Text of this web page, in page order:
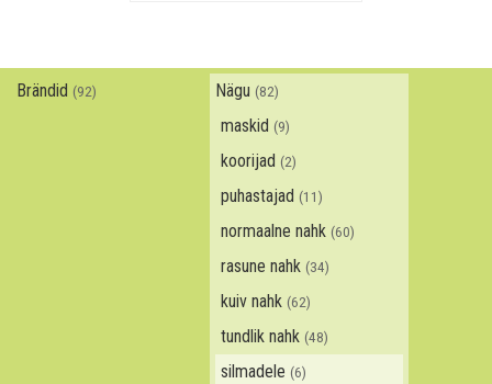
Brändid (92) Nägu (82)
maskid (9)
koorijad (2)
puhastajad (11)
normaalne nahk (60)
rasune nahk (34)
kuiv nahk (62)
tundlik nahk (48)
silmadele (6)